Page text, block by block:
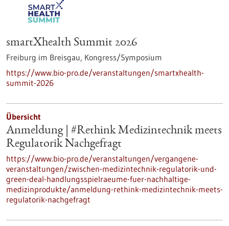
smartXhealth Summit 2026
Freiburg im Breisgau, Kongress/Symposium
https://www.bio-pro.de/veranstaltungen/smartxhealth-
summit-2026
Übersicht
Anmeldung | #Rethink Medizintechnik meets
Regulatorik Nachgefragt
https://www.bio-pro.de/veranstaltungen/vergangene-
veranstaltungen/zwischen-medizintechnik-regulatorik-und-
green-deal-handlungsspielraeume-fuer-nachhaltige-
medizinprodukte/anmeldung-rethink-medizintechnik-meets-
regulatorik-nachgefragt